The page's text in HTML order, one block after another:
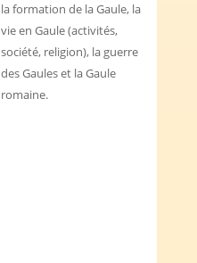
la formation de la Gaule, la
vie en Gaule (activités,
société, religion), la guerre
des Gaules et la Gaule
romaine.